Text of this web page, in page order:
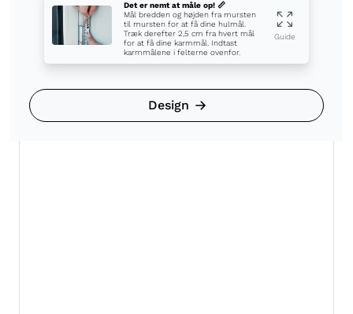
Det er nemt at måle op! 📏
Mål bredden og højden fra mursten
til mursten for at få dine hulmål.
Træk derefter 2,5 cm fra hvert mål
for at få dine karmmål. Indtast
karmmålene i felterne ovenfor.
Guide
Design